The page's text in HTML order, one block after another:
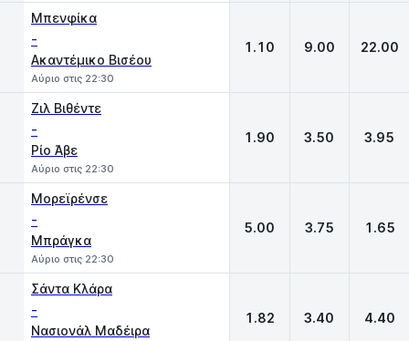
Μπενφίκα
-
Ακαντέμικο Βισέου
Αύριο στις 22:30
1.10 9.00 22.00
Ζιλ Βιθέντε
-
Ρίο Άβε
Αύριο στις 22:30
1.90 3.50 3.95
Μορεϊρένσε
-
Μπράγκα
Αύριο στις 22:30
5.00 3.75 1.65
Σάντα Κλάρα
-
Νασιονάλ Μαδέιρα
1.82 3.40 4.40